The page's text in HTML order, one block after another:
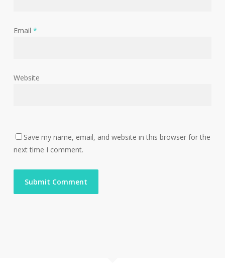
Email *
Website
Save my name, email, and website in this browser for the
next time I comment.